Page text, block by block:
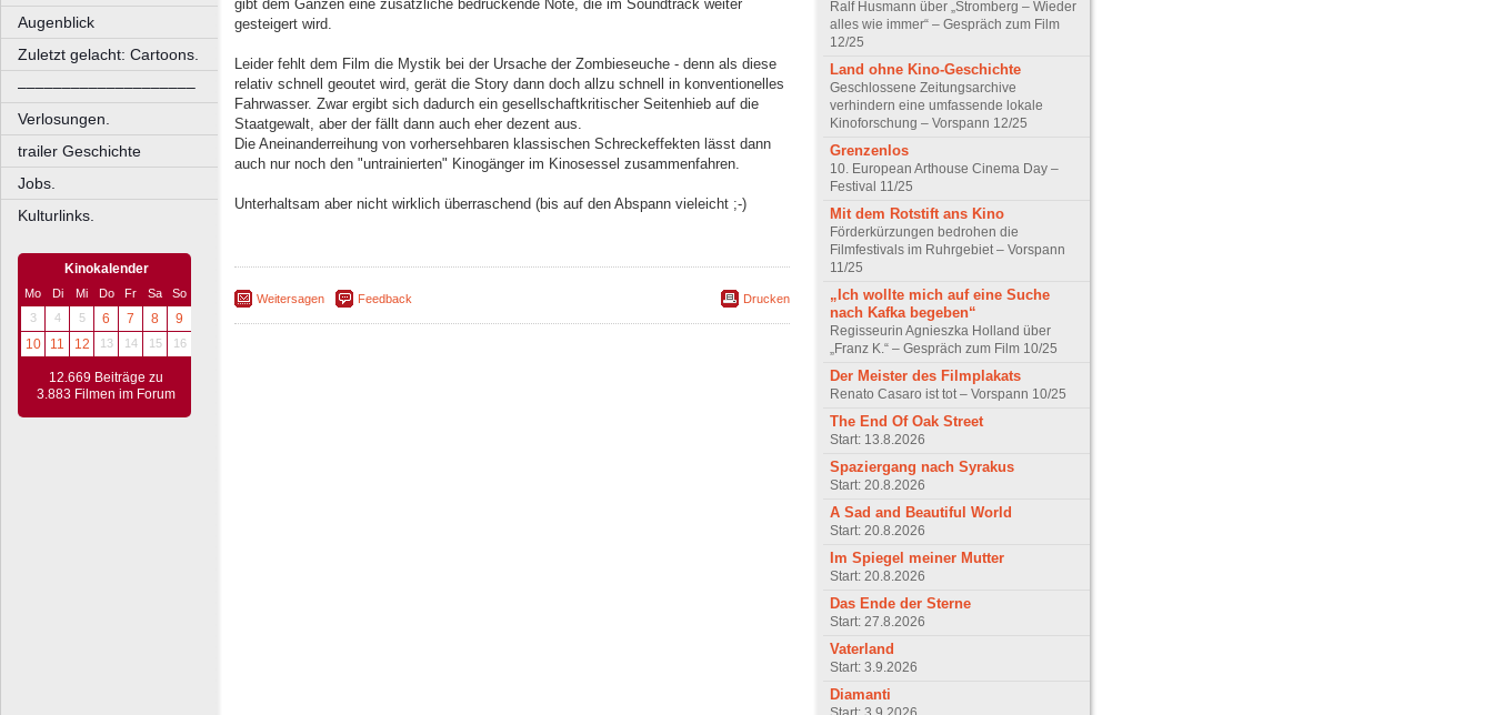
Augenblick
Zuletzt gelacht: Cartoons.
––––––––––––––––––––
Verlosungen.
trailer Geschichte
Jobs.
Kulturlinks.
Kinokalender
Mo Di Mi Do Fr Sa
So
3
4 5 6 7 8
9
10
11 12 13 14 15 16
12.669 Beiträge zu
3.883 Filmen im Forum
gibt dem Ganzen eine zusätzliche bedrückende Note, die im Soundtrack weiter
gesteigert wird.
Leider fehlt dem Film die Mystik bei der Ursache der Zombieseuche - denn als diese
relativ schnell geoutet wird, gerät die Story dann doch allzu schnell in konventionelles
Fahrwasser. Zwar ergibt sich dadurch ein gesellschaftkritischer Seitenhieb auf die
Staatgewalt, aber der fällt dann auch eher dezent aus.
Die Aneinanderreihung von vorhersehbaren klassischen Schreckeffekten lässt dann
auch nur noch den "untrainierten" Kinogänger im Kinosessel zusammenfahren.
Unterhaltsam aber nicht wirklich überraschend (bis auf den Abspann vieleicht ;-)
Weitersagen Feedback Drucken
Ralf Husmann über „Stromberg – Wieder
alles wie immer“ – Gespräch zum Film
12/25
Land ohne Kino-Geschichte
Geschlossene Zeitungsarchive
verhindern eine umfassende lokale
Kinoforschung – Vorspann 12/25
Grenzenlos
10. European Arthouse Cinema Day –
Festival 11/25
Mit dem Rotstift ans Kino
Förderkürzungen bedrohen die
Filmfestivals im Ruhrgebiet – Vorspann
11/25
„Ich wollte mich auf eine Suche
nach Kafka begeben“
Regisseurin Agnieszka Holland über
„Franz K.“ – Gespräch zum Film 10/25
Der Meister des Filmplakats
Renato Casaro ist tot – Vorspann 10/25
The End Of Oak Street
Start: 13.8.2026
Spaziergang nach Syrakus
Start: 20.8.2026
A Sad and Beautiful World
Start: 20.8.2026
Im Spiegel meiner Mutter
Start: 20.8.2026
Das Ende der Sterne
Start: 27.8.2026
Vaterland
Start: 3.9.2026
Diamanti